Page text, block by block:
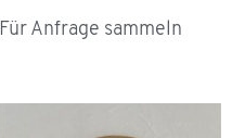
Für Anfrage sammeln